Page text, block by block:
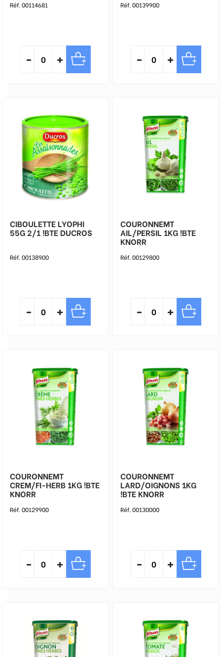
Réf. 00114681 Réf. 00139900
CIBOULETTE LYOPHI
55G 2/1 !BTE DUCROS
Réf. 00138900
COURONNEMT
AIL/PERSIL 1KG !BTE
KNORR
Réf. 00129800
COURONNEMT
CREM/FI-HERB 1KG !BTE
KNORR
Réf. 00129900
COURONNEMT
LARD/OIGNONS 1KG
!BTE KNORR
Réf. 00130000